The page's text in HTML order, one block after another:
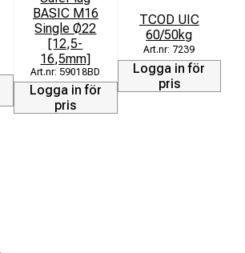
BASIC M16
Single Ø22
[12,5-
16,5mm]
59018BD
Logga in för
pris
TCOD UIC
60/50kg
7239
Logga in för
pris